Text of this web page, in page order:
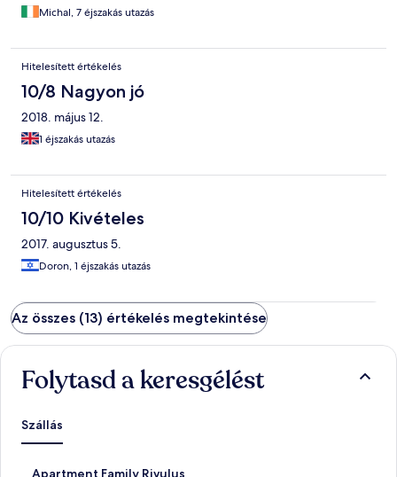
Michal, 7 éjszakás utazás
Hitelesített értékelés
10/8 Nagyon jó
2018. május 12.
1 éjszakás utazás
Hitelesített értékelés
10/10 Kivételes
2017. augusztus 5.
Doron, 1 éjszakás utazás
Az összes (13) értékelés megtekintése
Folytasd a keresgélést
Szállás
Apartment Family Rivulus
S